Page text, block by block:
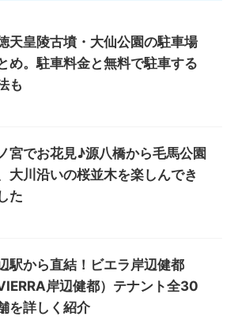
天皇陵古墳・大仙公園の駐車場
め。駐車料金と無料で駐車する
も
宮でお花見♪源八橋から毛馬公園
大川沿いの桜並木を楽しんでき
た
駅から直結！ビエラ岸辺健都
VIERRA岸辺健都）テナント全30
を詳しく紹介